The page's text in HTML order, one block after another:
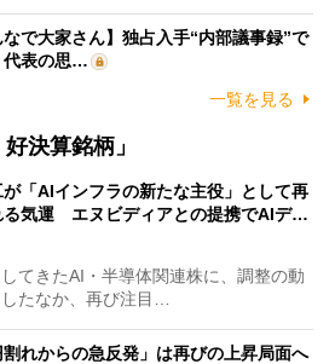
なで大家さん】独占入手“内部議事録”で
代表の思…
一覧を見る
決算銘柄」
が「AIインフラの新たな主役」として再
る気運 エヌビディアとの提携でAIデ…
てきたAI・半導体関連株に、調整の動
たなか、再び注目…
れからの急反発」は再びの上昇局面へ